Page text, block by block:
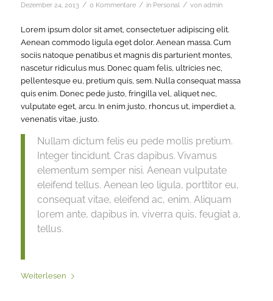
Dezember 24, 2013 / 0 Kommentare / in Personal / von admin
Lorem ipsum dolor sit amet, consectetuer adipiscing elit.
Aenean commodo ligula eget dolor. Aenean massa. Cum
sociis natoque penatibus et magnis dis parturient montes,
nascetur ridiculus mus. Donec quam felis, ultricies nec,
pellentesque eu, pretium quis, sem. Nulla consequat massa
quis enim. Donec pede justo, fringilla vel, aliquet nec,
vulputate eget, arcu. In enim justo, rhoncus ut, imperdiet a,
venenatis vitae, justo.
Nullam dictum felis eu pede mollis pretium.
Integer tincidunt. Cras dapibus. Vivamus
elementum semper nisi. Aenean vulputate
eleifend tellus. Aenean leo ligula, porttitor eu,
consequat vitae, eleifend ac, enim. Aliquam
lorem ante, dapibus in, viverra quis, feugiat a,
tellus.
Weiterlesen